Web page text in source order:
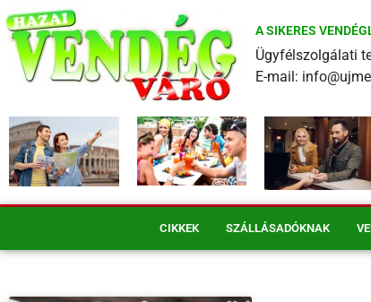
A SIKERES
Ügyfélszolgálati
E-mail:
CIKKEK SZÁLLÁSADÓKNAK